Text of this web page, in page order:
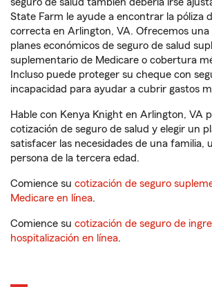
State Farm le ayude a encontrar la póliza
correcta en Arlington, VA. Ofrecemos una
planes económicos de seguro de salud
suplementario de Medicare o cobertura
Incluso puede proteger su cheque con
incapacidad para ayudar a cubrir gastos
Hable con Kenya Knight en Arlington, VA
cotización de seguro de salud y elegir un
satisfacer las necesidades de una familia,
persona de la tercera edad.
Comience su cotización de seguro
Medicare en línea.
Comience su cotización de seguro de
hospitalización en línea.